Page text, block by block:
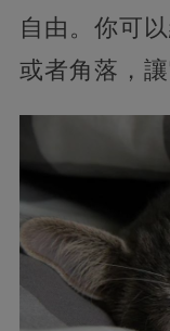
自由。你可
或者角落，